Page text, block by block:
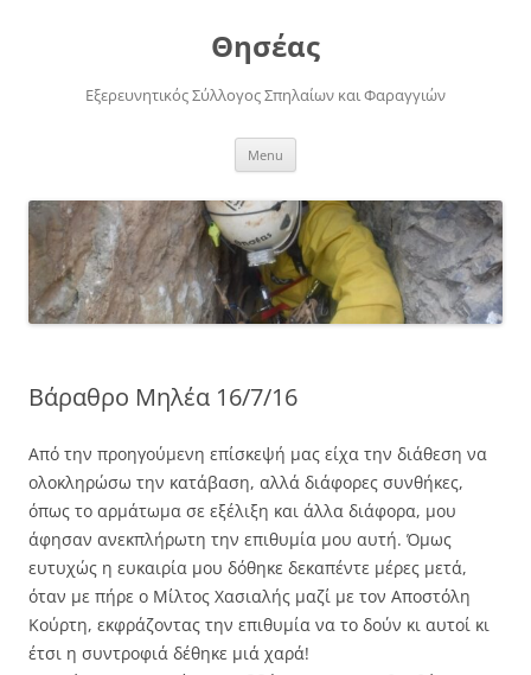
Θησέας
Εξερευνητικός Σύλλογος Σπηλαίων και Φαραγγιών
Menu
Βάραθρο Μηλέα 16/7/16
Από την προηγούμενη επίσκεψή μας είχα την διάθεση να
ολοκληρώσω την κατάβαση, αλλά διάφορες συνθήκες,
όπως το αρμάτωμα σε εξέλιξη και άλλα διάφορα, μου
άφησαν ανεκπλήρωτη την επιθυμία μου αυτή. Όμως
ευτυχώς η ευκαιρία μου δόθηκε δεκαπέντε μέρες μετά,
όταν με πήρε ο Μίλτος Χασιαλής μαζί με τον Αποστόλη
Κούρτη, εκφράζοντας την επιθυμία να το δούν κι αυτοί κι
έτσι η συντροφιά δέθηκε μιά χαρά!